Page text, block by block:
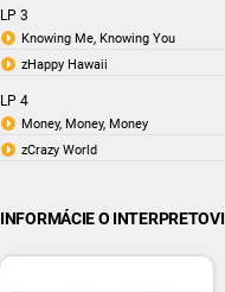
LP 3
Knowing Me, Knowing You
zHappy Hawaii
LP 4
Money, Money, Money
zCrazy World
INFORMÁCIE O INTERPRETOVI